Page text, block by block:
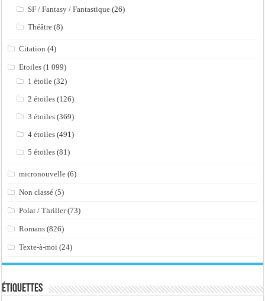
SF / Fantasy / Fantastique (26)
Théâtre (8)
Citation (4)
Etoiles (1 099)
1 étoile (32)
2 étoiles (126)
3 étoiles (369)
4 étoiles (491)
5 étoiles (81)
micronouvelle (6)
Non classé (5)
Polar / Thriller(73)
Romans (826)
Texte-à-moi (24)
Étiquettes